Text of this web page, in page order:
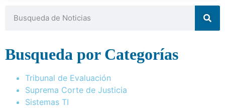
Busqueda por Categorías
Tribunal de Evaluación
Suprema Corte de Justicia
Sistemas TI